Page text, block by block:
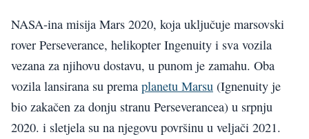
NASA-ina misija Mars 2020, koja uključuje marsovski
rover Perseverance, helikopter Ingenuity i sva vozila
vezana za njihovu dostavu, u punom je zamahu. Oba
vozila lansirana su prema planetu Marsu (Ignenuity je
bio zakačen za donju stranu Perseverancea) u srpnju
2020. i sletjela su na njegovu površinu u veljači 2021.